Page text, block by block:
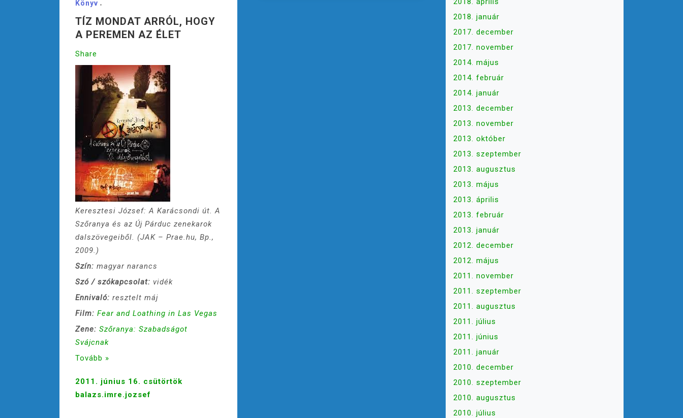
Könyv
TÍZ MONDAT ARRÓL, HOGY
A PEREMEN AZ ÉLET
Share
Keresztesi József: A Karácsondi út. A
Szőranya és az Új Párduc zenekarok
dalszövegeiből. (JAK – Prae.hu, Bp.,
2009.)
Szín: magyar narancs
Szó / szókapcsolat: vidék
Ennivaló: resztelt máj
Film: Fear and Loathing in Las Vegas
Zene: Szőranya: Szabadságot
Svájcnak
Tovább »
2011. június 16. csütörtök
balazs.imre.jozsef
2018. január
2017. december
2017. november
2014. május
2014. február
2014. január
2013. december
2013. november
2013. október
2013. szeptember
2013. augusztus
2013. május
2013. április
2013. február
2013. január
2012. december
2012. május
2011. november
2011. szeptember
2011. augusztus
2011. július
2011. június
2011. január
2010. december
2010. szeptember
2010. augusztus
2010. július